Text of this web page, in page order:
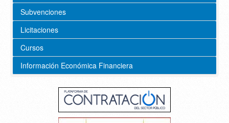
Subvenciones
Licitaciones
Cursos
Información Económica Financiera